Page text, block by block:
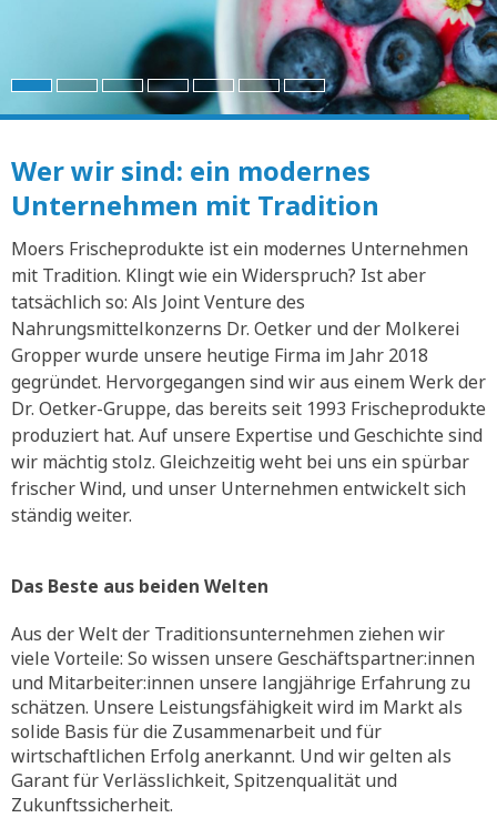
Wer wir sind: ein modernes
Unternehmen mit Tradition
Moers Frischeprodukte ist ein modernes Unternehmen
mit Tradition. Klingt wie ein Widerspruch? Ist aber
tatsächlich so: Als Joint Venture des
Nahrungsmittelkonzerns Dr. Oetker und der Molkerei
Gropper wurde unsere heutige Firma im Jahr 2018
gegründet. Hervorgegangen sind wir aus einem Werk der
Dr. Oetker-Gruppe, das bereits seit 1993 Frischeprodukte
produziert hat. Auf unsere Expertise und Geschichte sind
wir mächtig stolz. Gleichzeitig weht bei uns ein spürbar
frischer Wind, und unser Unternehmen entwickelt sich
ständig weiter.
Das Beste aus beiden Welten
Aus der Welt der Traditionsunternehmen ziehen wir
viele Vorteile: So wissen unsere Geschäftspartner:innen
und Mitarbeiter:innen unsere langjährige Erfahrung zu
schätzen. Unsere Leistungsfähigkeit wird im Markt als
solide Basis für die Zusammenarbeit und für
wirtschaftlichen Erfolg anerkannt. Und wir gelten als
Garant für Verlässlichkeit, Spitzenqualität und
Zukunftssicherheit.